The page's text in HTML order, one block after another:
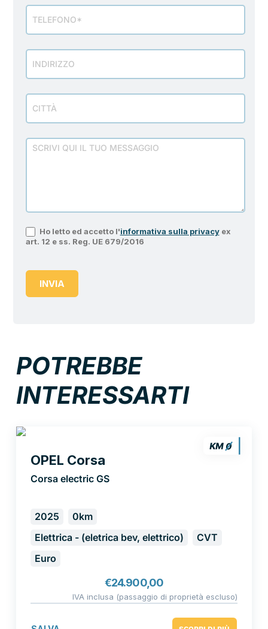
Ho letto ed accetto l'informativa sulla privacyex
art. 12 e ss. Reg. UE 679/2016
INVIA
POTREBBE
INTERESSARTI
OPEL Corsa
Corsa electric GS
2025
0km
Elettrica - (eletrica bev, elettrico)
CVT
Euro
€24.900,00
IVA inclusa (passaggio di proprietà escluso)